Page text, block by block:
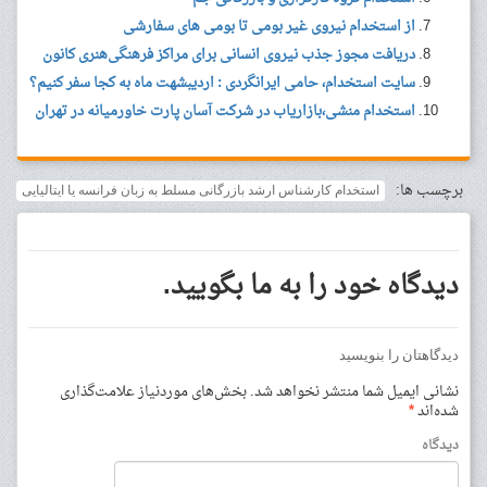
از استخدام نیروی غیر بومی تا بومی های سفارشی
دریافت مجوز جذب نیروی انسانی برای مراکز فرهنگی‌هنری کانون
سایت استخدام، حامی ایرانگردی : اردیبشهت ماه به کجا سفر کنیم؟
استخدام منشی،بازاریاب در شرکت آسان پارت خاورمیانه در تهران
برچسب ها: استخدام کارشناس ارشد بازرگانی مسلط به زبان فرانسه یا ایتالیایی
دیدگاه خود را به ما بگویید.
دیدگاهتان را بنویسید
نشانی ایمیل شما منتشر نخواهد شد.بخش‌های موردنیاز علامت‌گذاری
شده‌اند*
دیدگاه